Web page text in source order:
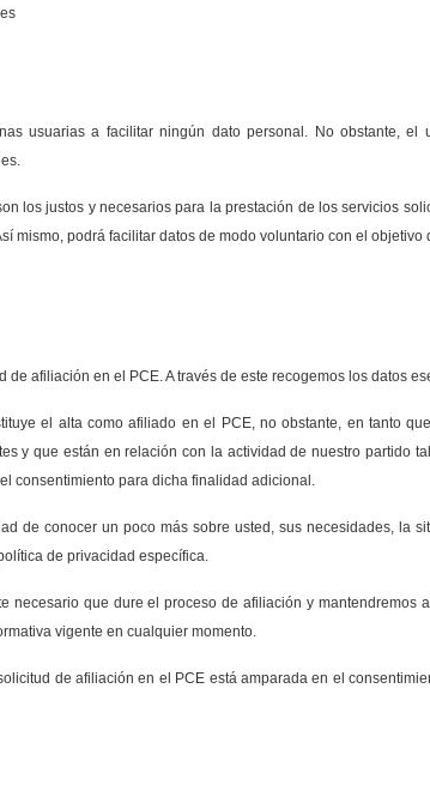
usuarias a facilitar ningún dato personal. No obstante,
los justos y necesarios para la prestación de los servicios
mismo, podrá facilitar datos de modo voluntario con el
afiliación en el PCE. A través de este recogemos los datos
el alta como afiliado en el PCE, no obstante, en tanto
y que están en relación con la actividad de nuestro partido
consentimiento para dicha finalidad adicional.
de conocer un poco más sobre usted, sus necesidades, la
de privacidad específica.
necesario que dure el proceso de afiliación y mantendremos
vigente en cualquier momento.
de afiliación en el PCE está amparada en el